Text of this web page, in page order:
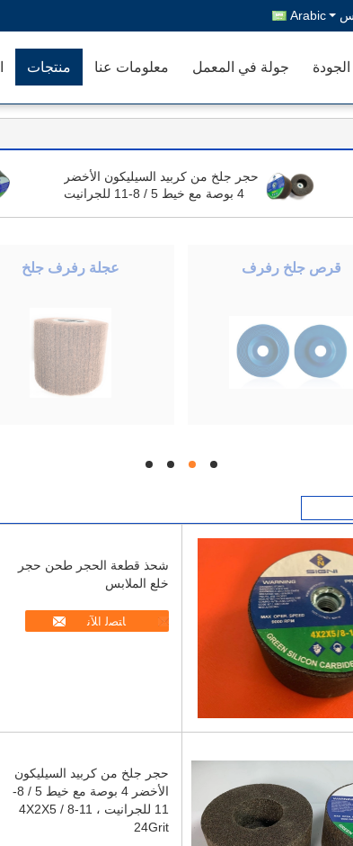
Arabic
منتجات معلومات عنا جولة في المعمل
حجر جلخ من كربيد السيليكون الأخضر
4 بوصة مع خيط 5 / 8-11 للجرانيت
قرص جلخ رفرف عجلة رفرف جلخ
hd
hd
hd
hd
شحذ قطعة الحجر طحن حجر
خلع الملابس
ﺎﺘﺼﻟ ﺍﻶﻧ
حجر جلخ من كربيد السيليكون
الأخضر 4 بوصة مع خيط 5 / 8-
11 للجرانيت 4X2X5 / 8-11 ،
24Grit